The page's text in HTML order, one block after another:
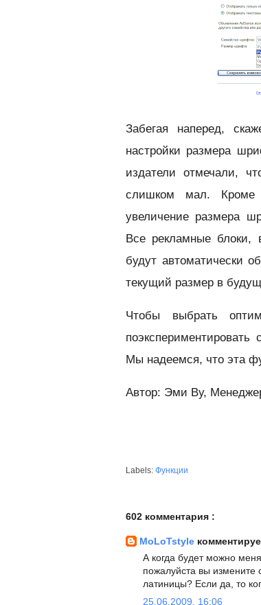
Забегая наперед,
настройки размера
издатели отмечали,
слишком мал. Кроме
увеличение размера
Все рекламные блоки,
будут автоматически
текущий размер в
Чтобы выбрать
Мы надеемся, что эта
Автор: Эми Ву,
Labels: Функции
602 комментария :
MoLoTstyle
А когда будет можно
пожалуйста вы измените
латиницы? Если да, то
25.06.2009, 16:06